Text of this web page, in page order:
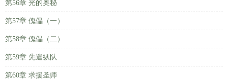
第56章 光的奥秘
第57章 傀儡（一）
第58章 傀儡（二）
第59章 先遣纵队
第60章 求援圣师